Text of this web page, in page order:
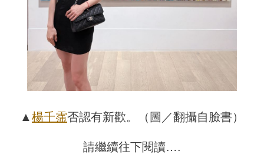
▲ 楊千霈否認有新歡。（圖／翻攝自臉書）
請繼續往下閱讀….